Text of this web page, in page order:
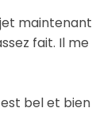
maintenant
fait. Il me
bel et bien